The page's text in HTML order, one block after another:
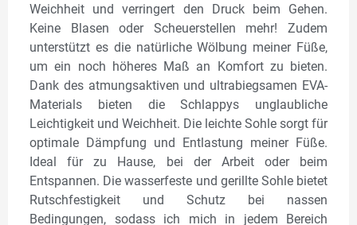
Weichheit und verringert den Druck beim Gehen.
Keine Blasen oder Scheuerstellen mehr! Zudem
unterstützt es die natürliche Wölbung meiner Füße,
um ein noch höheres Maß an Komfort zu bieten.
Dank des atmungsaktiven und ultrabiegsamen EVA-
Materials bieten die Schlappys unglaubliche
Leichtigkeit und Weichheit. Die leichte Sohle sorgt für
optimale Dämpfung und Entlastung meiner Füße.
Ideal für zu Hause, bei der Arbeit oder beim
Entspannen. Die wasserfeste und gerillte Sohle bietet
Rutschfestigkeit und Schutz bei nassen
Bedingungen, sodass ich mich in jedem Bereich